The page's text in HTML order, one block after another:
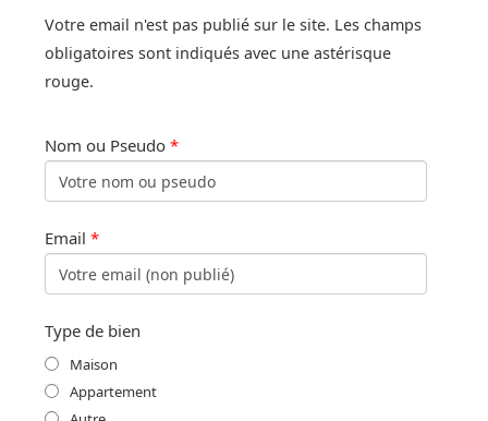
Votre email n'est pas publié sur le site. Les champs
obligatoires sont indiqués avec une astérisque
rouge.
Nom ou Pseudo *
Email *
Type de bien
Maison
Appartement